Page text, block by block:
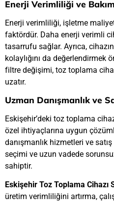
Enerji Verimliliği ve Bakım
Enerji verimliliği, işletme
faktördür. Daha enerji verimli
tasarrufu sağlar. Ayrıca,
kolaylığını da değerlendirmek
filtre değişimi, toz toplama
uzatır.
Uzman Danışmanlık ve
Eskişehir’deki toz toplama
özel ihtiyaçlarına uygun
danışmanlık hizmetleri ve
seçimi ve uzun vadede
sahiptir.
Eskişehir Toz Toplama Cihazı
üretim verimliliğini artırma,